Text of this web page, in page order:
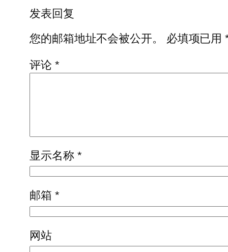
发表回复
您的邮箱地址不会被公开。
必填项已用
评论 *
显示名称 *
邮箱 *
网站